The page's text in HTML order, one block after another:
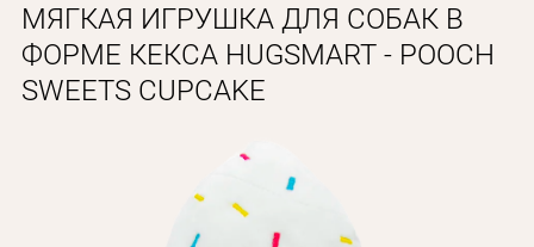
КОТЫ
ОТ ЖАРЫ
НАШЕ ПРОИЗВОДСТВО
АКЦИИ
О КОМПАНИИ
МЯГКАЯ ИГРУШКА ДЛЯ СОБАК В
ФОРМЕ КЕКСА HUGSMART - POOCH
SWEETS CUPCAKE